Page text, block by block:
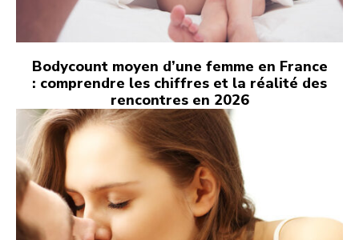
Bodycount moyen d’une femme en France
: comprendre les chiffres et la réalité des
rencontres en 2026